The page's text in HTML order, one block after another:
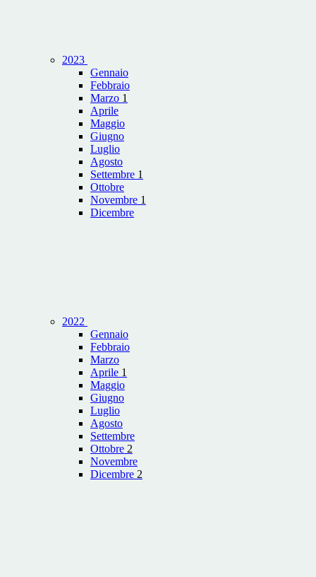
2023
Gennaio
Febbraio
Marzo 1
Aprile
Maggio
Giugno
Luglio
Agosto
Settembre 1
Ottobre
Novembre 1
Dicembre
2022
Gennaio
Febbraio
Marzo
Aprile 1
Maggio
Giugno
Luglio
Agosto
Settembre
Ottobre 2
Novembre
Dicembre 2